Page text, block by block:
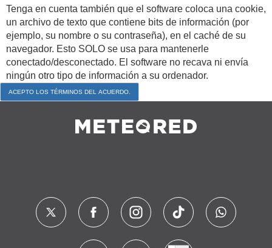
Tenga en cuenta también que el software coloca una cookie,
un archivo de texto que contiene bits de información (por
ejemplo, su nombre o su contraseña), en el caché de su
navegador. Esto SOLO se usa para mantenerle
conectado/desconectado. El software no recava ni envía
ningún otro tipo de información a su ordenador.